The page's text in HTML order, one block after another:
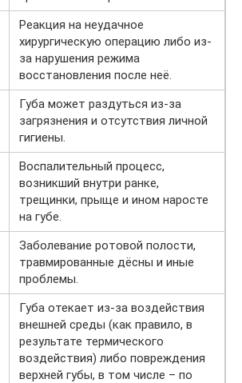
Реакция на неудачное
хирургическую операцию либо из-
за нарушения режима
восстановления после неё.
Губа может раздуться из-за
загрязнения и отсутствия личной
гигиены.
Воспалительный процесс,
возникший внутри ранке,
трещинки, прыще и ином наросте
на губе.
Заболевание ротовой полости,
травмированные дёсны и иные
проблемы.
Губа отекает из-за воздействия
внешней среды (как правило, в
результате термического
воздействия) либо повреждения
верхней губы, в том числе – по